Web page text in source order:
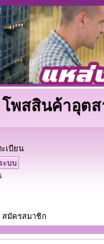
โพสสินค้าอุต
ะเบียน
สมัครสมาชิก